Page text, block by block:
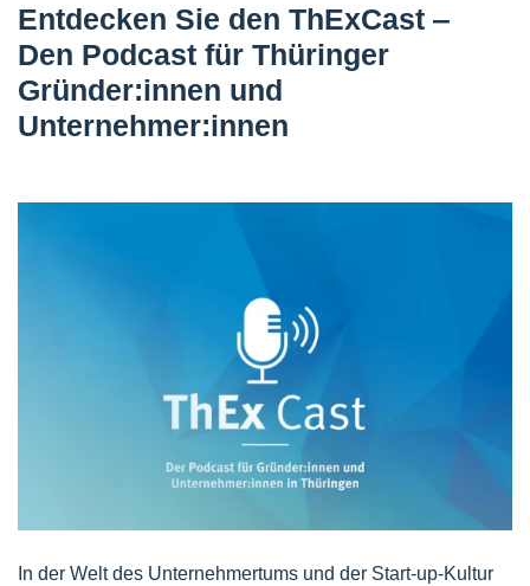
Entdecken Sie den ThExCast ‒
Den Podcast für Thüringer
Gründer:innen und
Unternehmer:innen
In der Welt des Unternehmertums und der Start-up-Kultur